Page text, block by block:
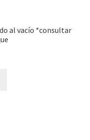
al vacío *consultar